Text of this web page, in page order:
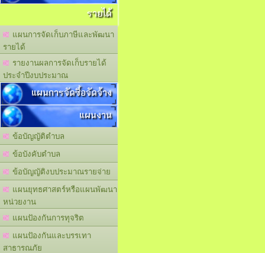
รายได้
แผนการจัดเก็บภาษีและพัฒนา
รายได้
รายงานผลการจัดเก็บรายได้
ประจำปีงบประมาณ
แผนการจัดซื้อจัดจ้าง
แผนงาน
ข้อบัญญัติตำบล
ข้อบังคับตำบล
ข้อบัญญัติงบประมาณรายจ่าย
แผนยุทธศาสตร์หรือแผนพัฒนา
หน่วยงาน
แผนปัองกันการทุจริต
แผนปัองกันและบรรเทา
สาธารณภัย